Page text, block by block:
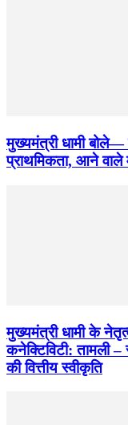
मुख्यमंत्री धामी बोले—
प्राथमिकता, आने वाले
मुख्यमंत्री धामी के
कनेक्टिविटी: तामली
की वित्तीय स्वीकृति